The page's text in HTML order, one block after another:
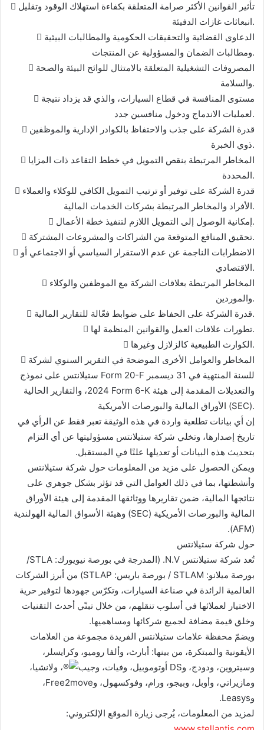
 تأثير القوانين الأكثر صرامة المتعلقة بكفاءة استهلاك الوقود وتقليل
انبعاثات غازات الدفيئة.
 الدعاوى القضائية والتحقيقات الحكومية والمطالبات البيئية
ومطالبات الضمان والمسؤولية عن المنتجات.
 المصروفات التشغيلية المتعلقة بالامتثال للوائح البيئة والصحة
والسلامة.
 مستوى المنافسة في قطاع السيارات، والذي قد يزداد نتيجة
لعمليات الاندماج ودخول منافسين جدد.
 قدرة الشركة على جذب والاحتفاظ بالكوادر الإدارية والموظفين
ذوي الخبرة.
 المخاطر المرتبطة بنقص التمويل في خطط التقاعد ذات المزايا
المحددة.
 قدرة الشركة على توفير أو ترتيب التمويل الكافي للوكلاء والعملاء
الأفراد والمخاطر المرتبطة بشركات الخدمات المالية.
 إمكانية الوصول إلى التمويل اللازم لتنفيذ خطة الأعمال.
 تحقيق المنافع المتوقعة من الشراكات والمشروعات المشتركة.
 الاضطرابات الناجمة عن عدم الاستقرار السياسي أو الاجتماعي أو
الاقتصادي.
 المخاطر المرتبطة بعلاقات الشركة مع الموظفين والوكلاء
والموردين.
 قدرة الشركة على الحفاظ على ضوابط فعّالة للتقارير المالية.
 تطورات علاقات العمل والقوانين المنظمة لها.
 الكوارث الطبيعية كالزلازل وغيرها.
 المخاطر والعوامل الأخرى الموضحة في التقرير السنوي لشركة
ستيلانتس على نموذج Form 20-F للسنة المنتهية في 31 ديسمبر
2024، والتقارير الحالية Form 6-K والتعديلات المقدمة إلى هيئة
الأوراق المالية والبورصات الأمريكية (SEC).
إن أي بيانات تطلعية واردة في هذه الوثيقة تعبر فقط عن الرأي في
تاريخ إصدارها، وتخلي شركة ستيلانتس مسؤوليتها عن أي التزام
بتحديث هذه البيانات أو تعديلها علنًا في المستقبل.
ويمكن الحصول على مزيد من المعلومات حول شركة ستيلانتس
وأنشطتها، بما في ذلك العوامل التي قد تؤثر بشكل جوهري على
نتائجها المالية، ضمن تقاريرها ووثائقها المقدمة إلى هيئة الأوراق
المالية والبورصات الأمريكية (SEC) وهيئة الأسواق المالية الهولندية
(AFM).
حول شركة ستيلانتس
تُعد شركة ستيلانتس N.V. (المدرجة في بورصة نيويورك: STLA/
بورصة ميلانو: STLAM / بورصة باريس: STLAP) من أبرز الشركات
العالمية الرائدة في صناعة السيارات، وتكرّس جهودها لتوفير حرية
الاختيار لعملائها في أسلوب تنقلهم، من خلال تبنّي أحدث التقنيات
وخلق قيمة مضافة لجميع شركائها ومساهميها.
ويضمّ محفظة علامات ستيلانتس الفريدة مجموعة من العلامات
الأيقونية والمبتكرة، من بينها: أبارث، وألفا روميو، وكرايسلر،
وسيتروين، ودودج، وDS أوتوموبيل، وفيات، وجيب
، ولانشيا،
ومازيراتي، وأوبل، وبيجو، ورام، وفوكسهول، وFree2move،
وLeasys.
لمزيد من المعلومات، يُرجى زيارة الموقع الإلكتروني: